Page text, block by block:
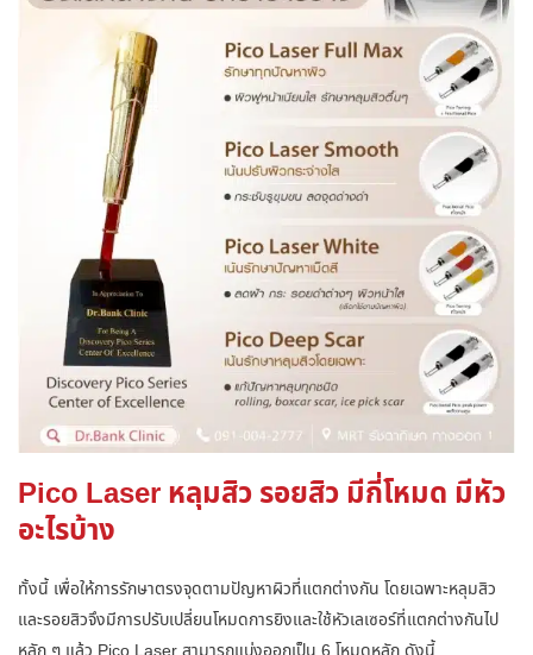
Pico Laser หลุมสิว รอยสิว มีกี่โหมด มีหัว
อะไรบ้าง
ทั้งนี้ เพื่อให้การรักษาตรงจุดตามปัญหาผิวที่แตกต่างกัน โดยเฉพาะหลุมสิว
และรอยสิวจึงมีการปรับเปลี่ยนโหมดการยิงและใช้หัวเลเซอร์ที่แตกต่างกันไป